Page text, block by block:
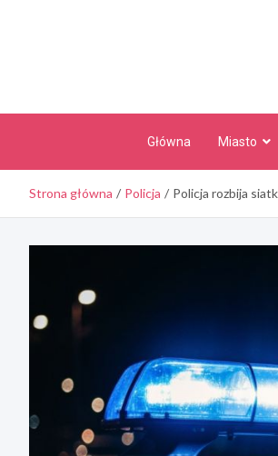
Główna Miasto
Strona główna Policja Policja rozbija